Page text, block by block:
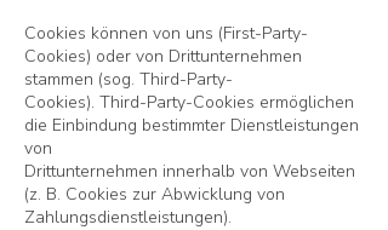
Cookies können von uns (First-Party-
Cookies) oder von Drittunternehmen
stammen (sog. Third-Party-
Cookies). Third-Party-Cookies ermöglichen
die Einbindung bestimmter Dienstleistungen
von
Drittunternehmen innerhalb von Webseiten
(z. B. Cookies zur Abwicklung von
Zahlungsdienstleistungen).